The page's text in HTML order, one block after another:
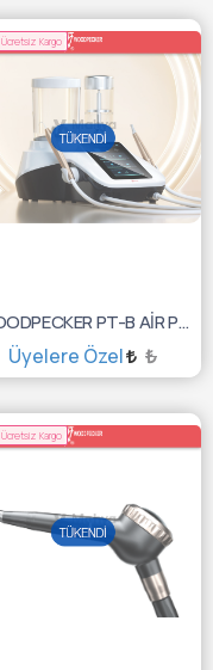
SEPETE EKLE
Ücretsiz Kargo
WOODPECKER PT-B AİR POLİSHER CİHAZI STANDI İLE SET
Üyelere Özel ₺
TÜKENDİ :(
Ücretsiz Kargo